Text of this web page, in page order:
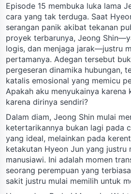
Episode 15 membuka luka lama
cara yang tak terduga. Saat
serangan panik akibat tekanan
proyek terbarunya, Jeong
logis, dan menjaga jarak—justru
pertamanya. Adegan tersebut
pergeseran dinamika hubungan,
katalis emosional yang memicu
Apakah aku menyukainya karena
karena dirinya sendiri?
Dalam diam, Jeong Shin mulai
ketertarikannya bukan lagi pada
yang ideal, melainkan pada
ketakutan Hyeon Jun yang justru
manusiawi. Ini adalah momen
seorang perempuan yang
sakit justru mulai memilih untuk